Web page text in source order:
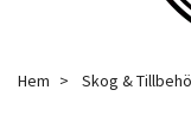
Hem Skog &